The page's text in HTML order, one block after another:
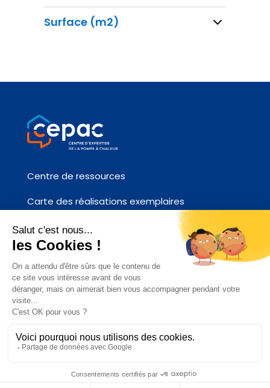
Surface (m2)
Centre de ressources
Carte des réalisations exemplaires
Fiches références chantier
Contactez-nous
ACCÉDEZ AU SITE AFPAC.ORG
légales et politique de confidentialité